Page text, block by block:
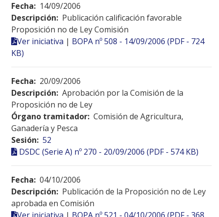
Fecha: 14/09/2006
Descripción: Publicación calificación favorable
Proposición no de Ley Comisión
Ver iniciativa | BOPA nº 508 - 14/09/2006 (PDF - 724
KB)
Fecha: 20/09/2006
Descripción: Aprobación por la Comisión de la
Proposición no de Ley
Órgano tramitador: Comisión de Agricultura,
Ganadería y Pesca
Sesión: 52
DSDC (Serie A) nº 270 - 20/09/2006 (PDF - 574 KB)
Fecha: 04/10/2006
Descripción: Publicación de la Proposición no de Ley
aprobada en Comisión